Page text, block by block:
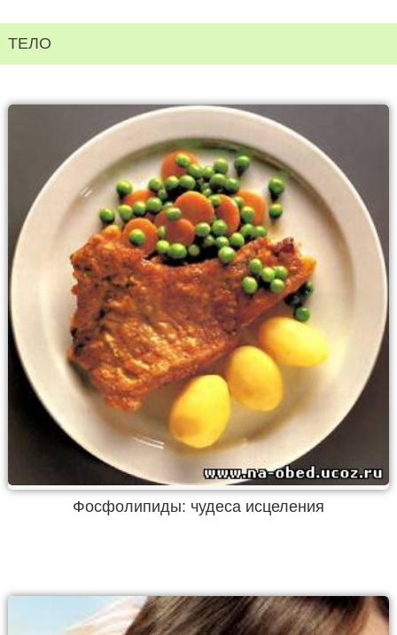
ТЕЛО
Фосфолипиды: чудеса исцеления